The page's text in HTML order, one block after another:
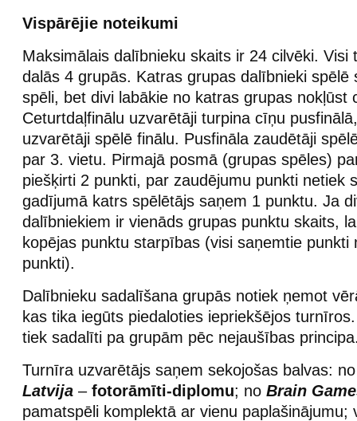
Vispārējie noteikumi
Maksimālais dalībnieku skaits ir 24 cilvēki. Visi
dalās 4 grupās. Katras grupas dalībnieki spēlē
spēli, bet divi labākie no katras grupas nokļūst
Ceturtdaļfinālu uzvarētāji turpina cīņu
uzvarētāji spēlē finālu. Pusfināla zaudētāji
par 3. vietu. Pirmajā posmā (grupas spēles)
piešķirti 2 punkti, par zaudējumu punkti netiek
gadījumā katrs spēlētājs saņem 1 punktu. Ja
dalībniekiem ir vienāds grupas punktu skaits,
kopējas punktu starpības (visi saņemtie punkti
punkti).
Dalībnieku sadalīšana grupās notiek ņemot
kas tika iegūts piedaloties iepriekšējos
tiek sadalīti pa grupām pēc nejaušības
Turnīra uzvarētājs saņem sekojošas balvas:
Latvija –fotorāmīti-diplomu; no Brain
pamatspēli komplektā ar vienu paplašinājumu;